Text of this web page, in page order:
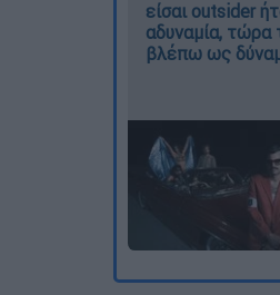
είσαι outsider
αδυναμία, τώρα
βλέπω ως